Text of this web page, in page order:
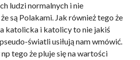
ludzi normalnych i nie
są Polakami. Jak również tego że
katolicka i katolicy to nie jakiś
światli usiłują nam wmówić.
tego że pluje się na wartości